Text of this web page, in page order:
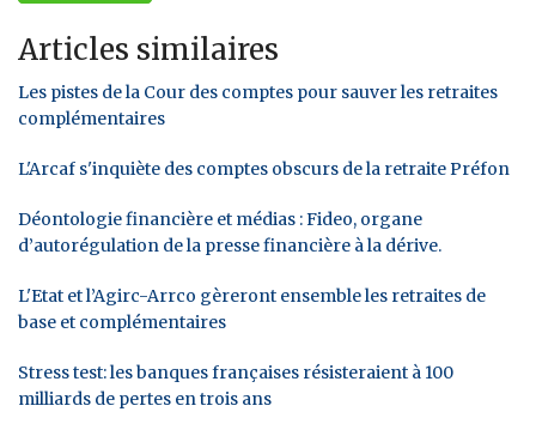
Articles similaires
Les pistes de la Cour des comptes pour sauver les retraites
complémentaires
L'Arcaf s'inquiète des comptes obscurs de la retraite Préfon
Déontologie financière et médias : Fideo, organe
d’autorégulation de la presse financière à la dérive.
L'Etat et l’Agirc-Arrco gèreront ensemble les retraites de
base et complémentaires
Stress test: les banques françaises résisteraient à 100
milliards de pertes en trois ans